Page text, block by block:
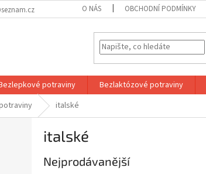
O NÁS OBCHODNÍ PODMÍNKY
potraviny Bezlaktózové potraviny
italské
italské
Nejprodávanější